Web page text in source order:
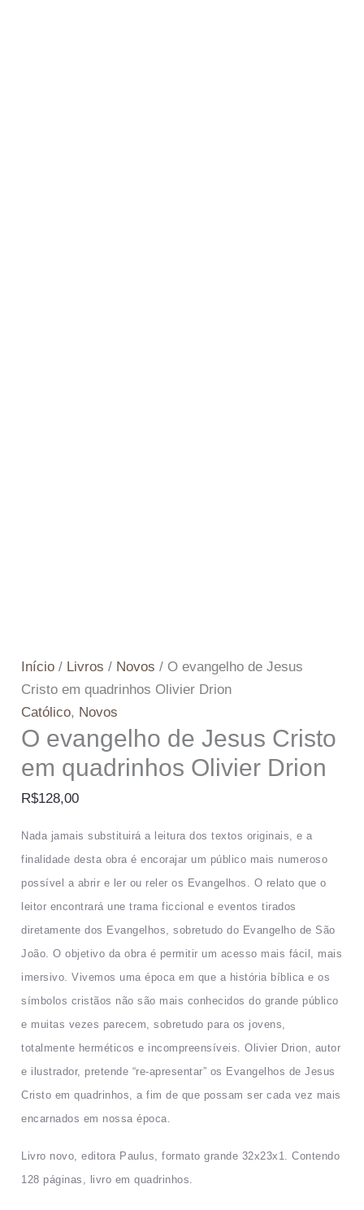
Início / Livros / Novos / O evangelho de Jesus
Cristo em quadrinhos Olivier Drion
Católico, Novos
O evangelho de Jesus Cristo
em quadrinhos Olivier Drion
R$128,00
Nada jamais substituirá a leitura dos textos originais, e a
finalidade desta obra é encorajar um público mais numeroso
possível a abrir e ler ou reler os Evangelhos. O relato que o
leitor encontrará une trama ficcional e eventos tirados
diretamente dos Evangelhos, sobretudo do Evangelho de São
João. O objetivo da obra é permitir um acesso mais fácil, mais
imersivo. Vivemos uma época em que a história bíblica e os
símbolos cristãos não são mais conhecidos do grande público
e muitas vezes parecem, sobretudo para os jovens,
totalmente herméticos e incompreensíveis. Olivier Drion, autor
e ilustrador, pretende “re-apresentar” os Evangelhos de Jesus
Cristo em quadrinhos, a fim de que possam ser cada vez mais
encarnados em nossa época.
Livro novo, editora Paulus, formato grande 32x23x1. Contendo
128 páginas, livro em quadrinhos.